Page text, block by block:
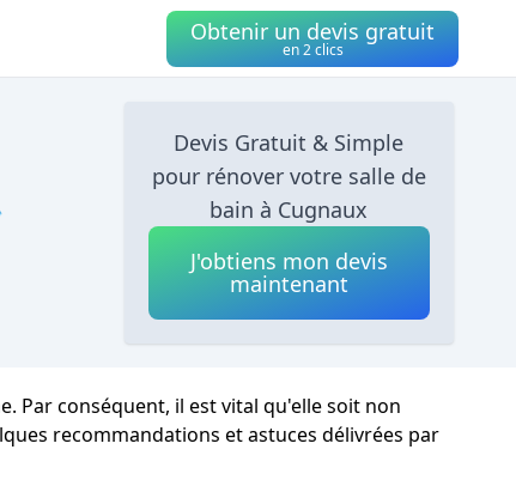
Obtenir un devis gratuit
en 2 clics
Devis Gratuit & Simple
pour rénover votre salle de
bain à Cugnaux
J'obtiens mon devis
maintenant
Par conséquent, il est vital qu'elle soit non
recommandations et astuces délivrées par